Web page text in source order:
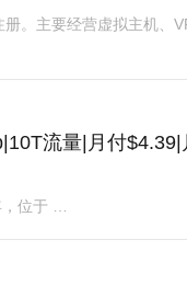
。主要经营虚拟主机、
流量|月付$4.39|
位于 …